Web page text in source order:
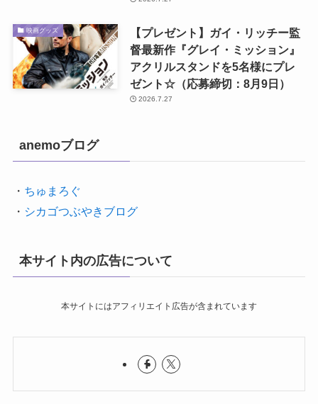
映画グッズ
【プレゼント】ガイ・リッチー監
督最新作『グレイ・ミッション』
アクリルスタンドを5名様にプレ
ゼント☆（応募締切：8月9日）
2026.7.27
anemoブログ
・ ちゅまろぐ
・ シカゴつぶやきブログ
本サイト内の広告について
本サイトにはアフィリエイト広告が含まれています